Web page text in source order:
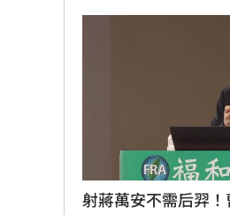
杜金龍點名：
額頭冒出痘痘
政院每年加碼
癌末男缺錢鋌
環法自行車賽爆
射蔣萬安不需后羿